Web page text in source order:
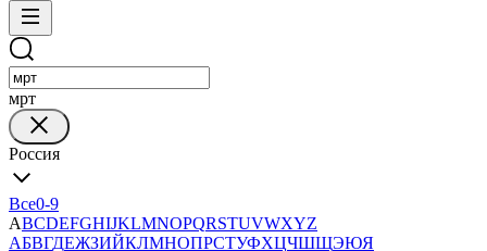
мрт
Россия
Все0-9
ABCDEFGHIJKLMNOPQRSTUVWXYZ
АБВГДЕЖЗИЙКЛМНОПРСТУФХЦЧШЩЭЮЯ